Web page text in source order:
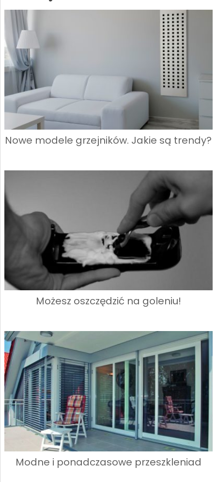
Nowe modele grzejników. Jakie są trendy?
Możesz oszczędzić na goleniu!
Modne i ponadczasowe przeszkleniad